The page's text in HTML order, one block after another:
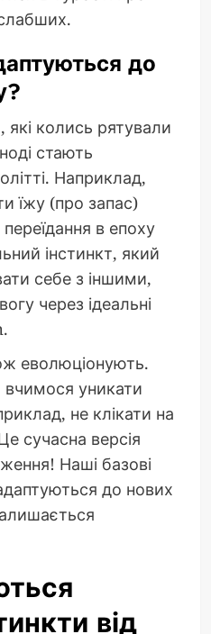
до
які колись рятували
стають
Наприклад,
їжу (про запас)
в епоху
інстинкт, який
себе з іншими,
через ідеальні
еволюціонують.
уникати
не клікати на
сучасна версія
Наші базові
до нових
від